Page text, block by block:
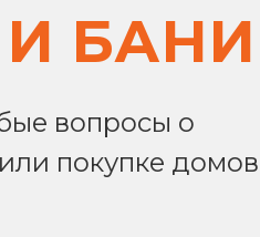
БАНИ
вопросы о
покупке